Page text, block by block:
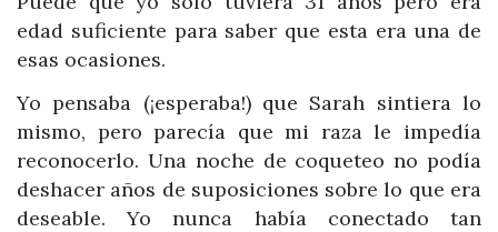
edad suficiente para saber que esta era una de
esas ocasiones.
Yo pensaba (¡esperaba!) que Sarah sintiera lo
mismo, pero parecía que mi raza le impedía
reconocerlo. Una noche de coqueteo no podía
deshacer años de suposiciones sobre lo que era
deseable. Yo nunca había conectado tan